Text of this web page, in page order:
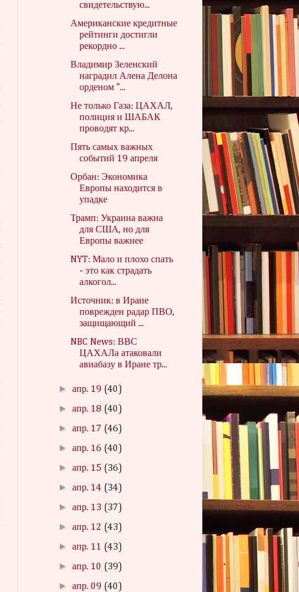
свидетельствую...
Американские кредитные
рейтинги достигли
рекордно ...
Владимир Зеленский
наградил Алена Делона
орденом "...
Не только Газа: ЦАХАЛ,
полиция и ШАБАК
проводят кр...
Пять самых важных
событий 19 апреля
Орбан: Экономика
Европы находится в
упадке
Трамп: Украина важна
для США, но для
Европы важнее
NYT: Мало и плохо спать
- это как страдать
алкогол...
Источник: в Иране
поврежден радар ПВО,
защищающий ...
NBC News: ВВС
ЦАХАЛа атаковали
авиабазу в Иране тр...
►апр. 19 (40)
►апр. 18 (40)
►апр. 17 (46)
►апр. 16 (40)
►апр. 15 (36)
►апр. 14 (34)
►апр. 13 (37)
►апр. 12 (43)
►апр. 11 (43)
►апр. 10 (39)
►апр. 09 (40)